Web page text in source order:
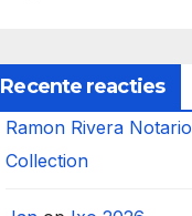
Recente reacties
Ramon Rivera Notario
Collection